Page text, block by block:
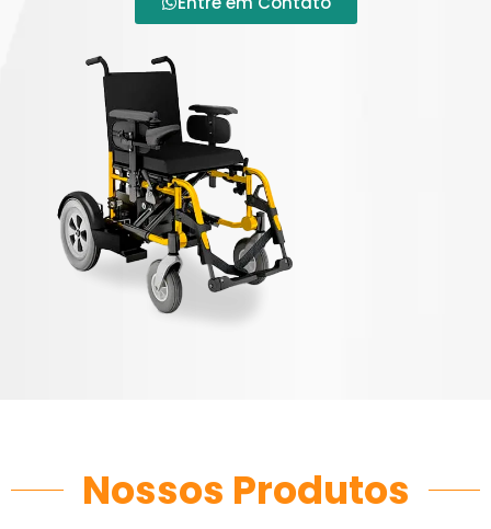
Nossos Produtos